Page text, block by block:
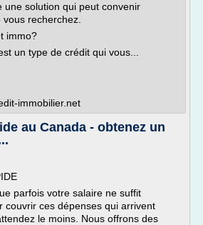
une solution qui peut convenir
recherchez.
immo?
un type de crédit qui vous...
immobilier.net
au Canada - obtenez un
parfois votre salaire ne suffit
couvrir ces dépenses qui arrivent
le moins. Nous offrons des